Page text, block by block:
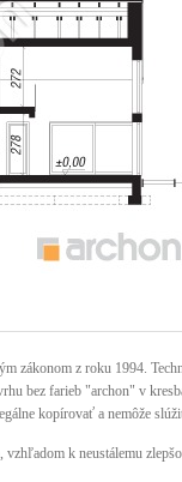
zákonom z roku 1994.
bez farieb "archon" v
kopírovať a nemôže
k neustálemu